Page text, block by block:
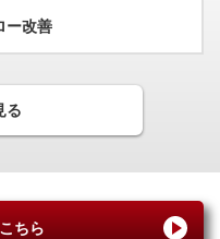
ドル相当となるご優待
ひとときを是非ご堪能
る加害行為やひき逃げに
後遺障害、入院・手術、
ー改善
による立替払いに関す
る
ちら